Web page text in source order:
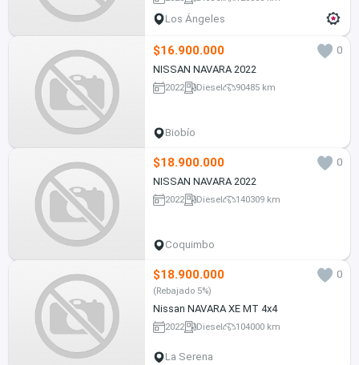
Los Ángeles
$16.900.000
0
NISSAN NAVARA 2022
2022 Diesel 90485 km
Biobío
$18.900.000
0
NISSAN NAVARA 2022
2022 Diesel 140309 km
Coquimbo
$18.900.000 0
(Rebajado 5%)
Nissan NAVARA XE MT 4x4
2022 Diesel 104000 km
La Serena